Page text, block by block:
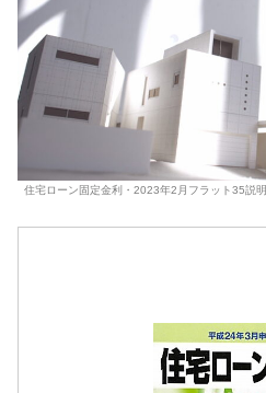
住宅ローン固定金利・2023年2月フラット35説明